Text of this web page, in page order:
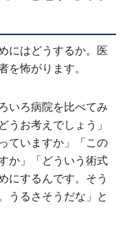
にはどうするか。医
を怖がります。
いろ病院を比べてみ
うお考えでしょう」
ていますか」「この
か」「どういう術式
にするんです。そう
うるさそうだな」と